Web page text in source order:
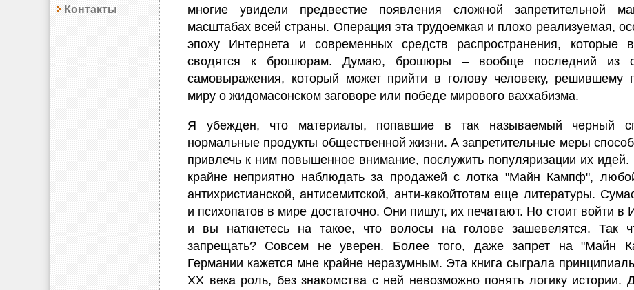
Контакты
многие увидели предвестие появления сложной запретительной
масштабах всей страны. Операция эта трудоемкая и плохо реализуемая,
эпоху Интернета и современных средств распространения, которые
сводятся к брошюрам. Думаю, брошюры – вообще последний из
самовыражения, который может прийти в голову человеку, решившему
миру о жидомасонском заговоре или победе мирового ваххабизма.
Я убежден, что материалы, попавшие в так называемый черный
нормальные продукты общественной жизни. А запретительные меры
привлечь к ним повышенное внимание, послужить популяризации их идей.
крайне неприятно наблюдать за продажей с лотка "Майн Кампф",
антихристианской, антисемитской, анти-какойтотам еще литературы.
и психопатов в мире достаточно. Они пишут, их печатают. Но стоит войти в
и вы наткнетесь на такое, что волосы на голове зашевелятся. Так
запрещать? Совсем не уверен. Более того, даже запрет на "Майн
Германии кажется мне крайне неразумным. Эта книга сыграла
XX века роль, без знакомства с ней невозможно понять логику истории.